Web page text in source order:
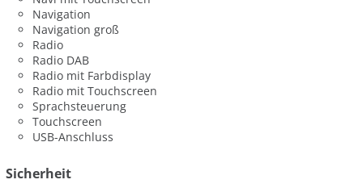
Navigation
Navigation groß
Radio
Radio DAB
Radio mit Farbdisplay
Radio mit Touchscreen
Sprachsteuerung
Touchscreen
USB-Anschluss
Sicherheit